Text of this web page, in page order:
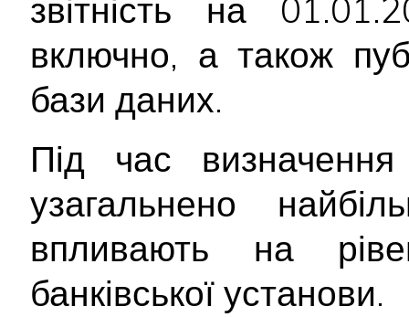
звітність на
включно, а також
бази даних.
Під час визначення
узагальнено
впливають на
банківської установи.